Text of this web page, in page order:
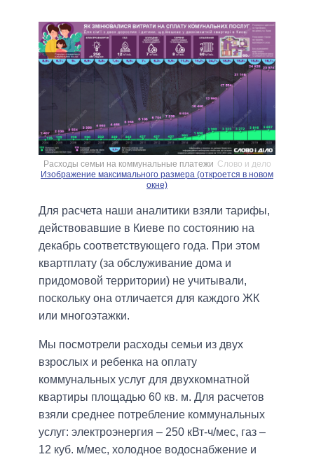
Расходы семьи на коммунальные платежи Слово и дело
Изображение максимального размера (откроется в новом
окне)
Для расчета наши аналитики взяли тарифы,
действовавшие в Киеве по состоянию на
декабрь соответствующего года. При этом
квартплату (за обслуживание дома и
придомовой территории) не учитывали,
поскольку она отличается для каждого ЖК
или многоэтажки.
Мы посмотрели расходы семьи из двух
взрослых и ребенка на оплату
коммунальных услуг для двухкомнатной
квартиры площадью 60 кв. м. Для расчетов
взяли среднее потребление коммунальных
услуг: электроэнергия – 250 кВт-ч/мес, газ –
12 куб. м/мес, холодное водоснабжение и